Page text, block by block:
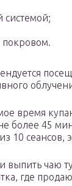
системой;
время
более 45
10
выпить чаю
где